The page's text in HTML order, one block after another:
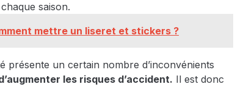
saison.
mettre un liseret et stickers ?
présente un certain nombre d’inconvénients
les risques d’accident. Il est donc